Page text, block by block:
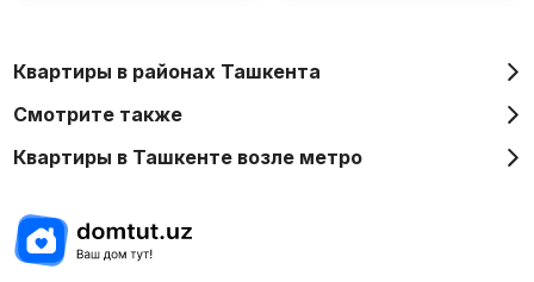
Квартиры в районах Ташкента
Смотрите также
Квартиры в Ташкенте возле метро